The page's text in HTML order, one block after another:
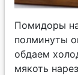
Помидоры
полминуты
обдаем
мякоть